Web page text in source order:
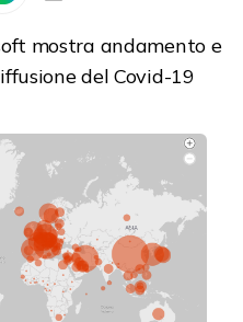
mostra andamento e
del Covid-19